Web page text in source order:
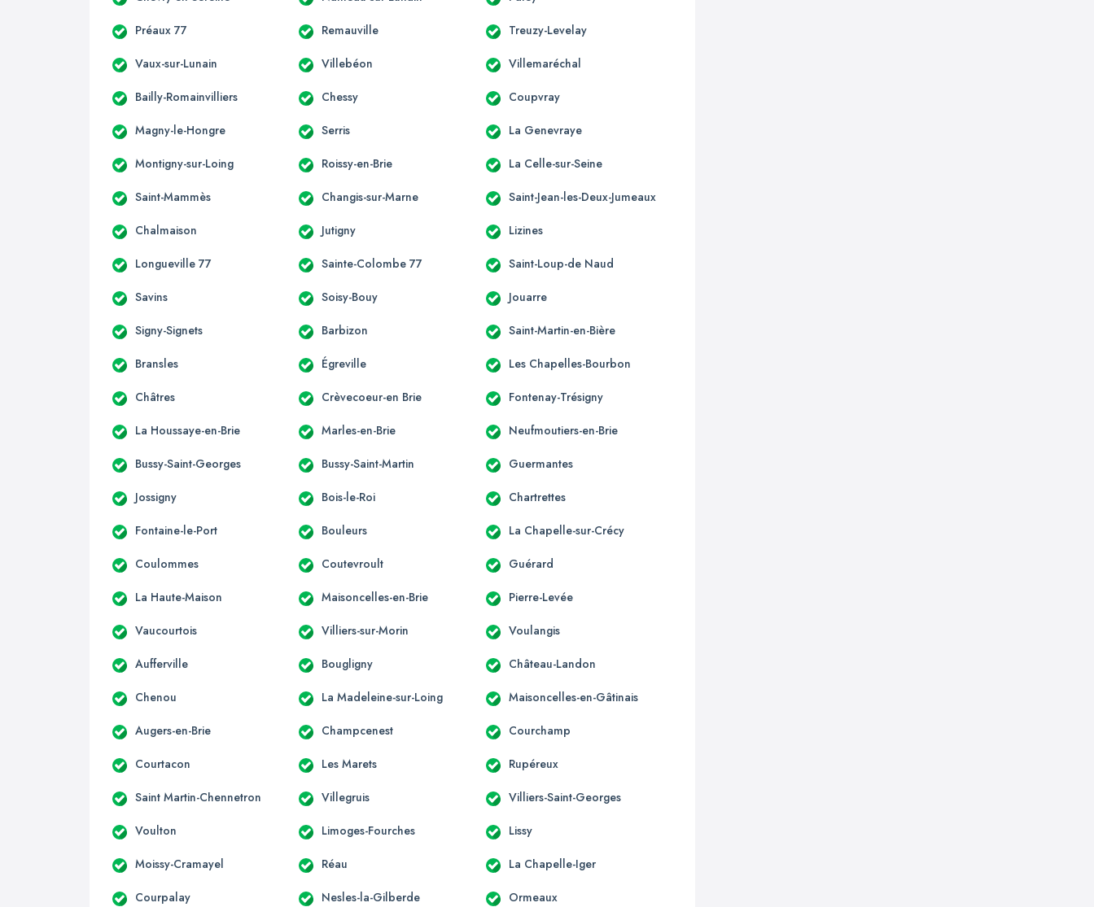
Préaux 77 Remauville Treuzy-Levelay
Vaux-sur-Lunain Villebéon Villemaréchal
Bailly-Romainvilliers Chessy Coupvray
Magny-le-Hongre Serris La Genevraye
Montigny-sur-Loing Roissy-en-Brie La Celle-sur-Seine
Saint-Mammès Changis-sur-Marne Saint-Jean-les-Deux-Jumeaux
Chalmaison Jutigny Lizines
Longueville 77 Sainte-Colombe 77 Saint-Loup-de Naud
Savins Soisy-Bouy Jouarre
Signy-Signets Barbizon Saint-Martin-en-Bière
Bransles Égreville Les Chapelles-Bourbon
Châtres Crèvecoeur-en Brie Fontenay-Trésigny
La Houssaye-en-Brie Marles-en-Brie Neufmoutiers-en-Brie
Bussy-Saint-Georges Bussy-Saint-Martin Guermantes
Jossigny Bois-le-Roi Chartrettes
Fontaine-le-Port Bouleurs La Chapelle-sur-Crécy
Coulommes Coutevroult Guérard
La Haute-Maison Maisoncelles-en-Brie Pierre-Levée
Vaucourtois Villiers-sur-Morin Voulangis
Aufferville Bougligny Château-Landon
Chenou La Madeleine-sur-Loing Maisoncelles-en-Gâtinais
Augers-en-Brie Champcenest Courchamp
Courtacon Les Marets Rupéreux
Saint Martin-Chennetron Villegruis Villiers-Saint-Georges
Voulton Limoges-Fourches Lissy
Moissy-Cramayel Réau La Chapelle-Iger
Courpalay Nesles-la-Gilberde Ormeaux